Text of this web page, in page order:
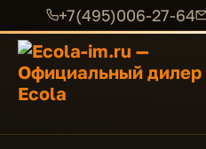
+7(495)006-27-64